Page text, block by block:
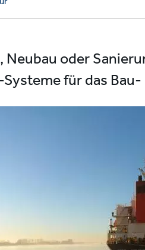
Neubau oder
für das